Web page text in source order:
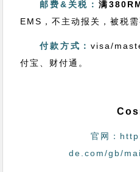
邮费&关税： 满
EMS，不主动报关，被税需
付款方式：visa/
付宝、财付通。
官网：
de.com/gb/